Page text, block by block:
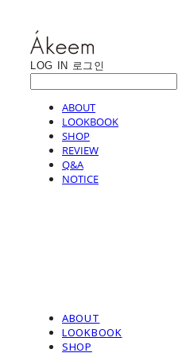
LOG IN 로그인
ABOUT
LOOKBOOK
SHOP
REVIEW
Q&A
NOTICE
ABOUT
LOOKBOOK
SHOP